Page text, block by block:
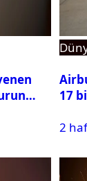
17
2